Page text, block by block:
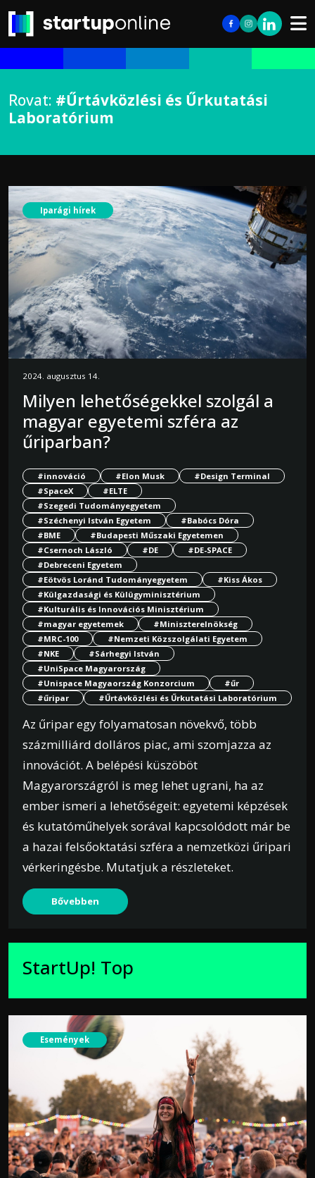
Rovat: #Űrtávközlési és Űrkutatási
Laboratórium
Iparági hírek
2024. augusztus 14.
Milyen lehetőségekkel szolgál a
magyar egyetemi szféra az
űriparban?
#innováció #Elon Musk
#Design Terminal
#SpaceX
#ELTE
#Szegedi Tudományegyetem
#Széchenyi István Egyetem
#Babócs Dóra
#BME
#Budapesti Műszaki Egyetemen
#Csernoch László
#DE
#DE-SPACE
#Debreceni Egyetem
#Eötvös Loránd Tudományegyetem
#Kiss Ákos
#Külgazdasági és Külügyminisztérium
#Kulturális és Innovációs Minisztérium
#magyar egyetemek
#Miniszterelnökség
#MRC-100
#Nemzeti Közszolgálati Egyetem
#NKE
#Sárhegyi István
#UniSpace Magyarország
#Unispace Magyaország Konzorcium
#űr
#űripar
#Űrtávközlési és Űrkutatási Laboratórium
Az űripar egy folyamatosan növekvő, több
százmilliárd dolláros piac, ami szomjazza az
innovációt. A belépési küszöböt
Magyarországról is meg lehet ugrani, ha az
ember ismeri a lehetőségeit: egyetemi képzések
és kutatóműhelyek sorával kapcsolódott már be
a hazai felsőoktatási szféra a nemzetközi űripari
vérkeringésbe. Mutatjuk a részleteket.
Bővebben
StartUp! Top
Események